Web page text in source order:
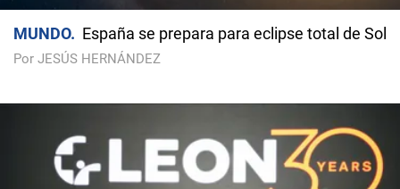
MUNDO España se prepara para eclipse total de Sol
Por JESÚS HERNÁNDEZ